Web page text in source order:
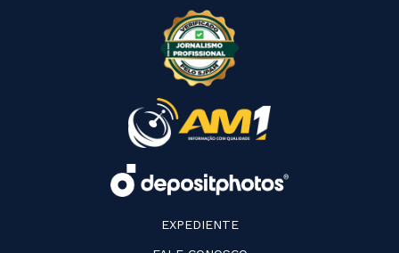
EXPEDIENTE